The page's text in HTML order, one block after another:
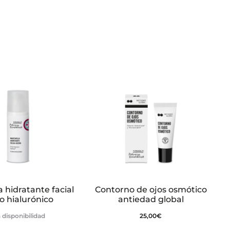
hidratante facial
hialurónico
disponibilidad
Contorno de ojos osmótico
antiedad global
25,00€